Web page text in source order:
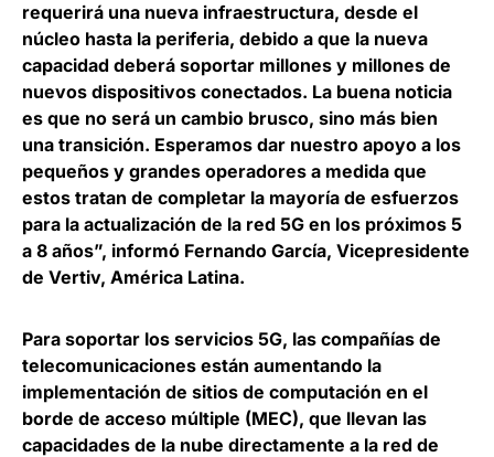
requerirá una nueva infraestructura, desde el
núcleo hasta la periferia, debido a que la nueva
capacidad deberá soportar millones y millones de
nuevos dispositivos conectados. La buena noticia
es que no será un cambio brusco, sino más bien
una transición. Esperamos dar nuestro apoyo a los
pequeños y grandes operadores a medida que
estos tratan de completar la mayoría de esfuerzos
para la actualización de la red 5G en los próximos 5
a 8 años”, informó Fernando García, Vicepresidente
de Vertiv, América Latina.
Para soportar los servicios 5G, las compañías de
telecomunicaciones están aumentando la
implementación de sitios de computación en el
borde de acceso múltiple (MEC), que llevan las
capacidades de la nube directamente a la red de